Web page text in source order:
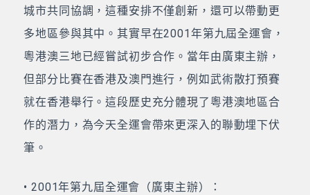
城市共同協調，這種安排不僅創新，還可以帶動更
多地區參與其中。其實早在2001年第九屆全運會，
粵港澳三地已經嘗試初步合作。當年由廣東主辦，
但部分比賽在香港及澳門進行，例如武術散打預賽
就在香港舉行。這段歷史充分體現了粵港澳地區合
作的潛力，為今天全運會帶來更深入的聯動埋下伏
筆。
• 2001年第九屆全運會（廣東主辦）：